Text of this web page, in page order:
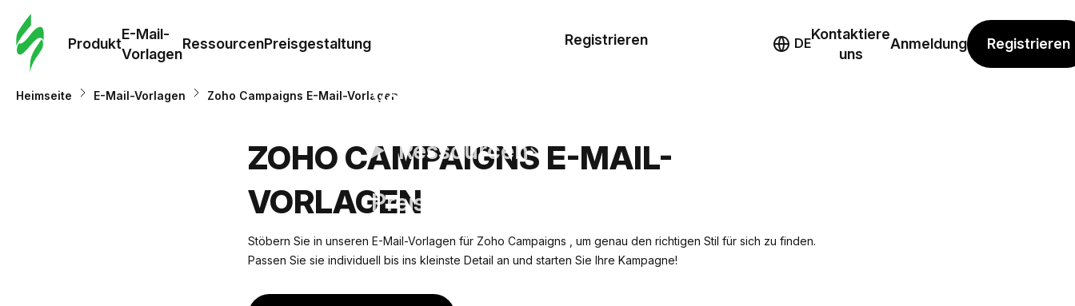
Produkt
E-Mail-
Vorlagen
RessourcenPreisgestaltung
Vorlagen
Ressourcen
Preisgestaltung
Registrieren DE
Kontaktiere
uns
Anmeldung Registrieren
Heimseite E-Mail-Vorlagen Zoho Campaigns E-Mail-Vorlagen
ZOHO CAMPAIGNS E-MAIL-
VORLAGEN
Stöbern Sie in unseren E-Mail-Vorlagen für Zoho Campaigns , um genau den richtigen Stil für sich zu finden.
Passen Sie sie individuell bis ins kleinste Detail an und starten Sie Ihre Kampagne!